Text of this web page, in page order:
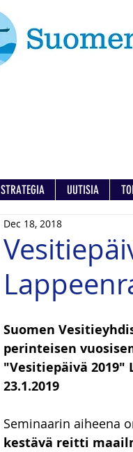
STRATEGIA UUTISIA
Dec 18, 2018
Suomen
perinteisen
"Vesitiepäivä 2019"
23.1.2019
Seminaarin aiheena
kestävä reitti